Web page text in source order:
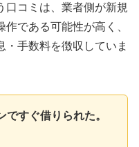
口コミは、業者側が新規
である可能性が高く、
手数料を徴収していま
ですぐ借りられた。